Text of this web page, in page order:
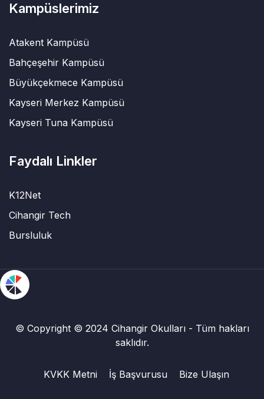
Kampüslerimiz
Atakent Kampüsü
Bahçeşehir Kampüsü
Büyükçekmece Kampüsü
Kayseri Merkez Kampüsü
Kayseri Tuna Kampüsü
Faydalı Linkler
K12Net
Cihangir Tech
Bursluluk
© Copyright © 2024 Cihangir Okulları - Tüm hakları
saklıdır.
KVKK Metni İş Başvurusu Bize Ulaşın